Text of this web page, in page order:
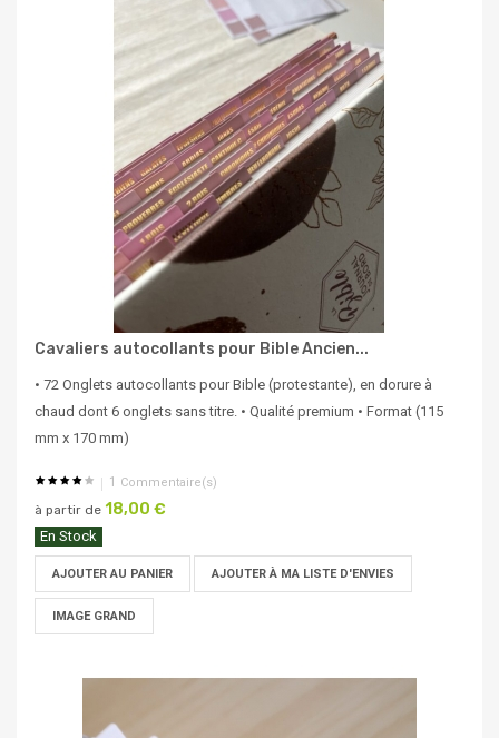
Cavaliers autocollants pour Bible Ancien...
• 72 Onglets autocollants pour Bible (protestante), en dorure à
chaud dont 6 onglets sans titre. • Qualité premium • Format (115
mm x 170 mm)
1 Commentaire(s)
à partir de 18,00 €
En Stock
AJOUTER AU PANIER AJOUTER À MA LISTE D'ENVIES
IMAGE GRAND